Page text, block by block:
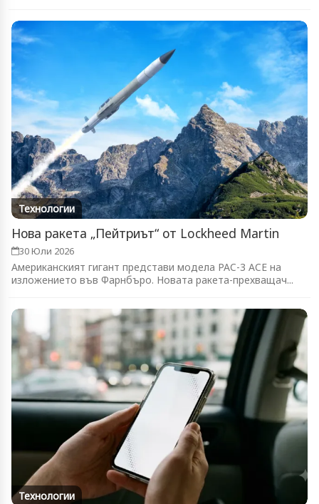
Технологии
Нова ракета „Пейтриът“ от Lockheed Martin
30 Юли 2026
Американският гигант представи модела PAC-3 ACE на
изложението във Фарнбъро. Новата ракета-прехващач...
Технологии